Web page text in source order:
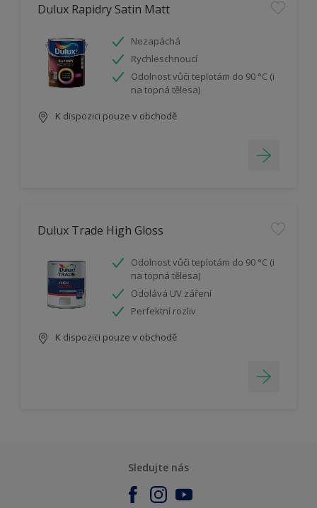
Dulux Rapidry Satin Matt
Nezapáchá
Rychleschnoucí
Odolnost vůči teplotám do 90 °C (i
na topná tělesa)
K dispozici pouze v obchodě
Dulux Trade High Gloss
Odolnost vůči teplotám do 90 °C (i
na topná tělesa)
Odolává UV záření
Perfektní rozliv
K dispozici pouze v obchodě
Sledujte nás